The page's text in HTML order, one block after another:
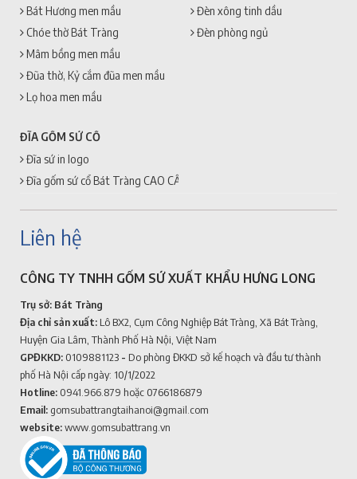
Bát Hương men mầu
Chóe thờ Bát Tràng
Mâm bồng men mầu
Đũa thờ, Kỷ cắm đũa men mầu
Lọ hoa men mầu
Đèn xông tinh dầu
Đèn phòng ngủ
ĐĨA GỐM SỨ CỔ
Đĩa sứ in logo
Đĩa gốm sứ cổ Bát Tràng CAO CẤP + GIÁ RẺ
Liên hệ
CÔNG TY TNHH GỐM SỨ XUẤT KHẨU HƯNG LONG
Trụ sở: Bát Tràng
Địa chỉ sản xuất: Lô BX2, Cụm Công Nghiệp Bát Tràng, Xã Bát Tràng,
Huyện Gia Lâm, Thành Phố Hà Nội, Việt Nam
GPĐKKD: 0109881123 - Do phòng ĐKKD sở kế hoạch và đầu tư thành
phố Hà Nội cấp ngày: 10/1/2022
Hotline: 0941.966.879 hoặc 0766186879
Email: gomsubattrangtaihanoi@gmail.com
website:www.gomsubattrang.vn